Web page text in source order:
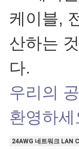
케이블,
산하는
다.
우리의
환영하세
24AWG 네트워크 LAN